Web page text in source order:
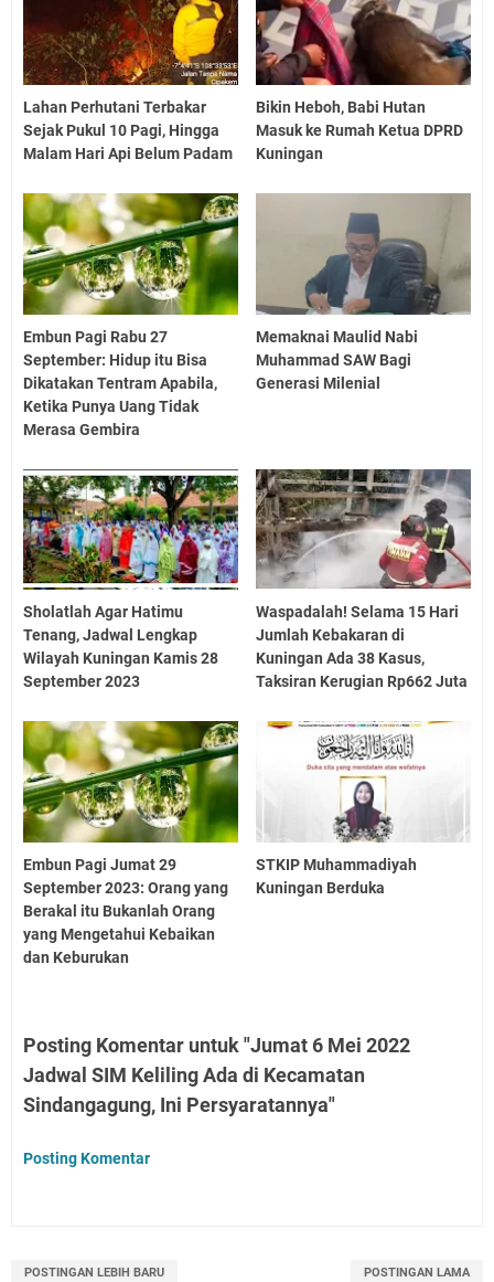
Lahan Perhutani Terbakar
Sejak Pukul 10 Pagi, Hingga
Malam Hari Api Belum Padam
Bikin Heboh, Babi Hutan
Masuk ke Rumah Ketua DPRD
Kuningan
Embun Pagi Rabu 27
September: Hidup itu Bisa
Dikatakan Tentram Apabila,
Ketika Punya Uang Tidak
Merasa Gembira
Memaknai Maulid Nabi
Muhammad SAW Bagi
Generasi Milenial
Sholatlah Agar Hatimu
Tenang, Jadwal Lengkap
Wilayah Kuningan Kamis 28
September 2023
Waspadalah! Selama 15 Hari
Jumlah Kebakaran di
Kuningan Ada 38 Kasus,
Taksiran Kerugian Rp662 Juta
Embun Pagi Jumat 29
September 2023: Orang yang
Berakal itu Bukanlah Orang
yang Mengetahui Kebaikan
dan Keburukan
STKIP Muhammadiyah
Kuningan Berduka
Posting Komentar untuk "Jumat 6 Mei 2022
Jadwal SIM Keliling Ada di Kecamatan
Sindangagung, Ini Persyaratannya"
Posting Komentar
POSTINGAN LEBIH BARU POSTINGAN LAMA